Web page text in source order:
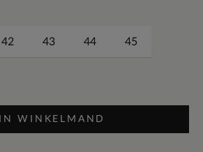
42 43 44 45
IN WINKELMAND